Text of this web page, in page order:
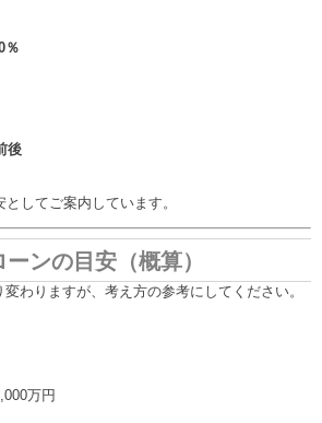
％
後
してご案内しています。
ンの目安（概算）
わりますが、考え方の参考にしてください。
万円